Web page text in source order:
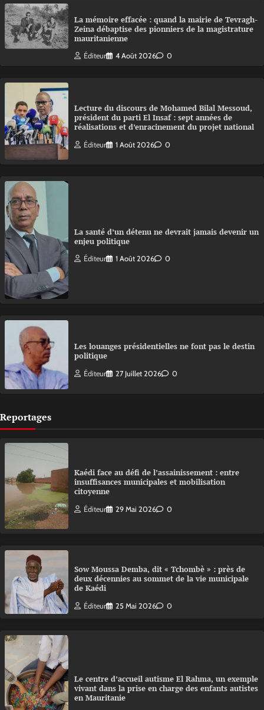
La mémoire effacée : quand la mairie de Tevragh-
Zeina débaptise des pionniers de la magistrature
mauritanienne
Éditeur 4 Août 2026 0
Lecture du discours de Mohamed Bilal Messoud,
président du parti El Insaf : sept années de
réalisations et d’enracinement du projet national
Éditeur 1 Août 2026 0
La santé d’un détenu ne devrait jamais devenir un
enjeu politique
Éditeur 1 Août 2026 0
Les louanges présidentielles ne font pas le destin
politique
Éditeur 27 Juillet 2026 0
Reportages
Kaédi face au défi de l’assainissement : entre
insuffisances municipales et mobilisation
citoyenne
Éditeur 29 Mai 2026 0
Sow Moussa Demba, dit « Tchombè » : près de
deux décennies au sommet de la vie municipale
de Kaédi
Éditeur 25 Mai 2026 0
Le centre d’accueil autisme El Rahma, un exemple
vivant dans la prise en charge des enfants autistes
en Mauritanie